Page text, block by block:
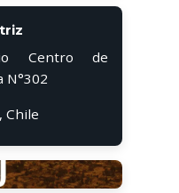
Centro de
N°302
Chile